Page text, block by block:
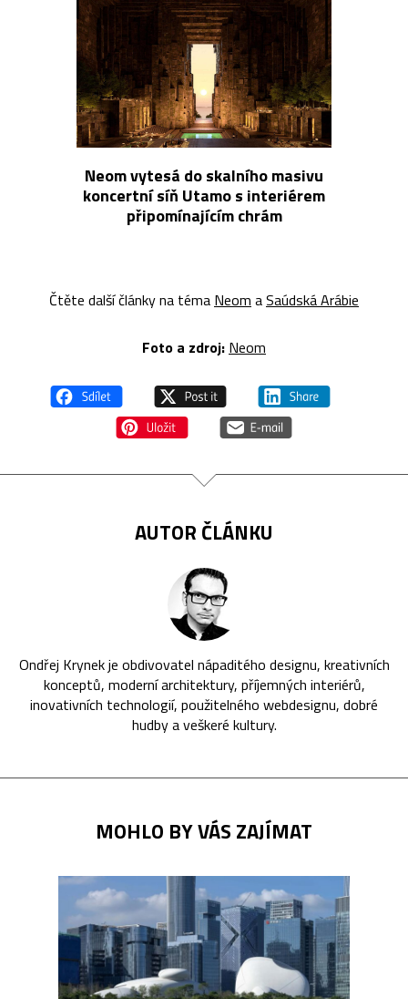
Neom vytesá do skalního masivu
koncertní síň Utamo s interiérem
připomínajícím chrám
Čtěte další články na téma Neom aSaúdská Arábie
Foto a zdroj: Neom
AUTOR ČLÁNKU
Ondřej Krynek je obdivovatel nápaditého designu, kreativních
konceptů, moderní architektury, příjemných interiérů,
inovativních technologií, použitelného webdesignu, dobré
hudby a veškeré kultury.
MOHLO BY VÁS ZAJÍMAT